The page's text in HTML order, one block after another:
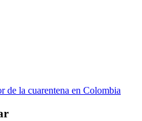
de la cuarentena en Colombia